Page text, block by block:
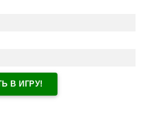
В ИГРУ!